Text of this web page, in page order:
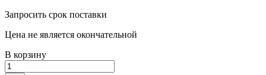
Запросить срок поставки
Цена не является окончательной
В корзину